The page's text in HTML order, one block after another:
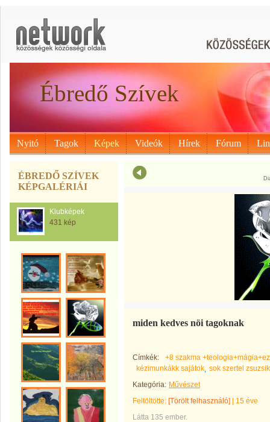
Ébredő Szívek
Nyitó Tagok Képek Videók Hírek Fórum
ÉBREDŐ SZÍVEK
KÉPGALÉRIÁI
Klubképek
431 kép
miden kedves nöi tagoknak
Címkék:
+8 szakma
kézimunkákk sajátok sok szertel
Kategória: Művészet
Feltöltötte: [Törölt felhasználó]
15 éve
Látta 135 ember.